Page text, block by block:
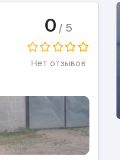
0 / 5
Нет отзывов